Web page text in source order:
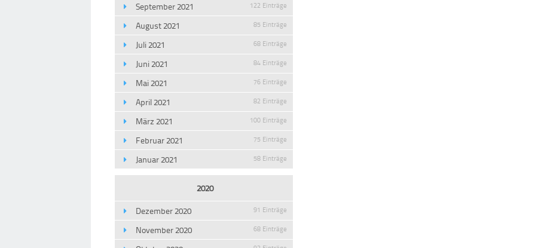
September 2021 122 Einträge
August 2021 85 Einträge
Juli 2021 68 Einträge
Juni 2021 84 Einträge
Mai 2021 76 Einträge
April 2021 82 Einträge
März 2021 100 Einträge
Februar 2021 75 Einträge
Januar 2021 58 Einträge
2020
Dezember 2020
91 Einträge
November 2020 68 Einträge